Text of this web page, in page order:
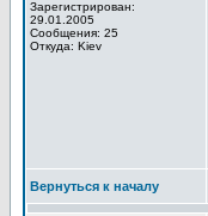
Зарегистрирован:
29.01.2005
Сообщения: 25
Откуда: Kiev
Вернуться к началу